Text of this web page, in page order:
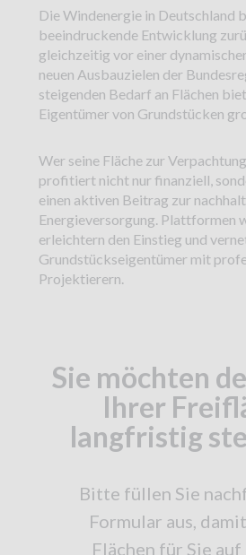
Die Windenergie in Deutschland
beeindruckende Entwicklung
gleichzeitig vor einer
neuen Ausbauzielen der
steigenden Bedarf an Flächen
Eigentümer von Grundstücken
Wer seine Fläche zur
profitiert nicht nur finanziell,
einen aktiven Beitrag zur
Energieversorgung. Plattformen
erleichtern den Einstieg und
Grundstückseigentümer mit
Projektierern.
Sie möchten
Ihrer
langfristig
Bitte füllen Sie
Formular aus,
Flächen für Sie auf